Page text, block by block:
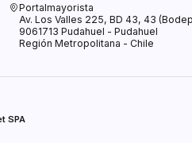
Portalmayorista
Av. Los Valles 225, BD 43, 43
9061713 Pudahuel - Pudahuel
Región Metropolitana - Chile
SPA